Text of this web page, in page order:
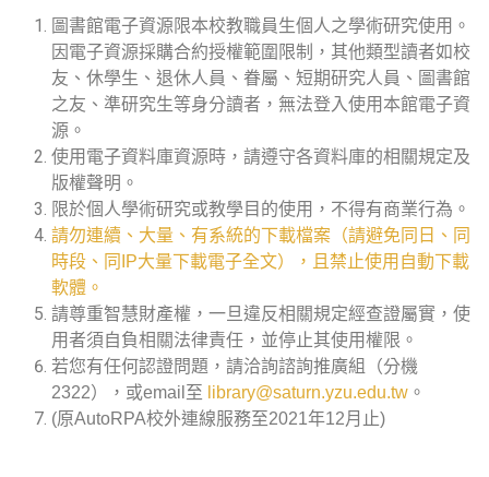
圖書館電子資源限本校教職員生個人之學術研究使用。
因電子資源採購合約授權範圍限制，其他類型讀者如校
友、休學生、退休人員、眷屬、短期研究人員、圖書館
之友、準研究生等身分讀者，無法登入使用本館電子資
源。
使用電子資料庫資源時，請遵守各資料庫的相關規定及
版權聲明。
限於個人學術研究或教學目的使用，不得有商業行為。
請勿連續、大量、有系統的下載檔案（請避免同日、同
時段、同IP大量下載電子全文），且禁止使用自動下載
軟體。
請尊重智慧財產權，一旦違反相關規定經查證屬實，使
用者須自負相關法律責任，並停止其使用權限。
若您有任何認證問題，請洽詢諮詢推廣組（分機
2322），或email至 library@saturn.yzu.edu.tw 。
(原AutoRPA校外連線服務至2021年12月止)